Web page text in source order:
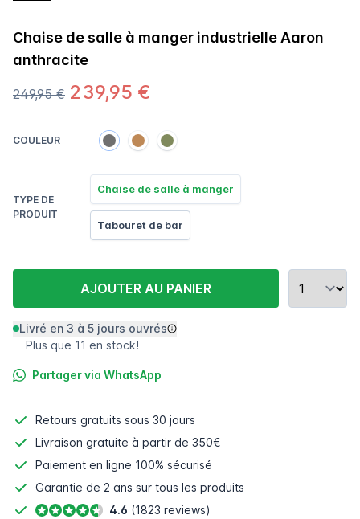
Chaise de salle à manger industrielle Aaron
anthracite
249,95 € 239,95 €
COULEUR
TYPE DE
PRODUIT
Chaise de salle à manger
Tabouret de bar
AJOUTER AU PANIER
Livré en 3 à 5 jours ouvrés
Plus que 11 en stock!
Partager via WhatsApp
Retours gratuits sous 30 jours
Livraison gratuite à partir de 350€
Paiement en ligne 100% sécurisé
Garantie de 2 ans sur tous les produits
4.6 (1823 reviews)